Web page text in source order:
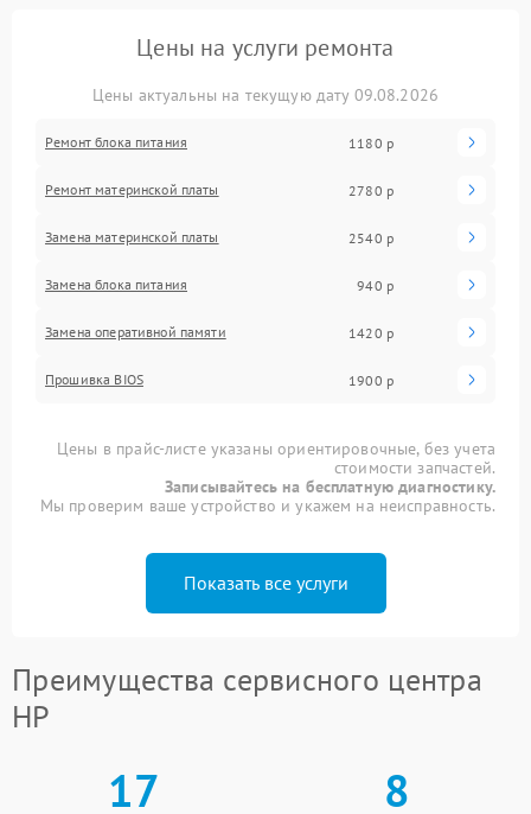
Цены на услуги ремонта
Цены актуальны на текущую дату 09.08.2026
Ремонт блока питания 1180 р
Ремонт материнской платы 2780 р
Замена материнской платы 2540 р
Замена блока питания 940 р
Замена оперативной памяти 1420 р
Прошивка BIOS 1900 р
Цены в прайс-листе указаны ориентировочные, без учета
стоимости запчастей.
Записывайтесь на бесплатную диагностику.
Мы проверим ваше устройство и укажем на неисправность.
Показать все услуги
Преимущества сервисного центра
HP
17 8